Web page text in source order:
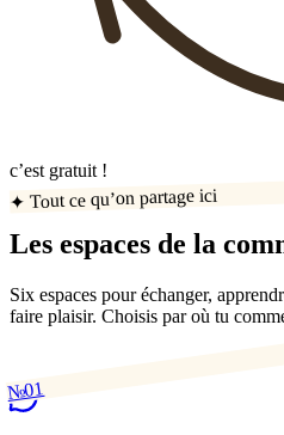
c’est gratuit !
✦ Tout ce qu’on partage ici
Les espaces de la
Six espaces pour échanger,
faire plaisir. Choisis par où tu
№01